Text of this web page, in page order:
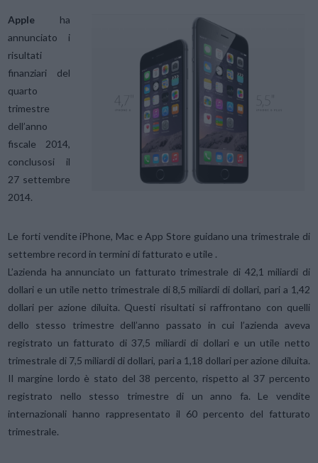
Apple ha
annunciato i
risultati
finanziari del
quarto
trimestre
dell’anno
fiscale 2014,
conclusosi il
27 settembre
2014.
Le forti vendite iPhone, Mac e App Store guidano una trimestrale di
settembre record in termini di fatturato e utile .
L’azienda ha annunciato un fatturato trimestrale di 42,1 miliardi di
dollari e un utile netto trimestrale di 8,5 miliardi di dollari, pari a 1,42
dollari per azione diluita. Questi risultati si raffrontano con quelli
dello stesso trimestre dell’anno passato in cui l’azienda aveva
registrato un fatturato di 37,5 miliardi di dollari e un utile netto
trimestrale di 7,5 miliardi di dollari, pari a 1,18 dollari per azione diluita.
Il margine lordo è stato del 38 percento, rispetto al 37 percento
registrato nello stesso trimestre di un anno fa. Le vendite
internazionali hanno rappresentato il 60 percento del fatturato
trimestrale.